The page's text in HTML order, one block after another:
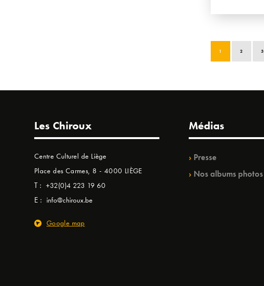
1 2 3
Les Chiroux
Centre Culturel de Liège
Place des Carmes, 8 - 4000 LIÈGE
T : +32(0)4 223 19 60
E : info@chiroux.be
Google map
Médias
Presse
Nos albums photos